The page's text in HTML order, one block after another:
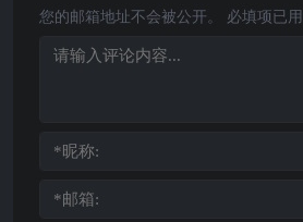
您的邮箱地址不会被公开。 必填项已用